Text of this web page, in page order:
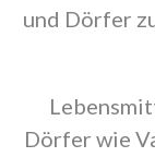
und Dörfer
Dörfer wie